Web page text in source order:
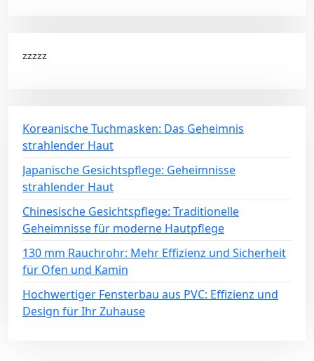
zzzzz
Koreanische Tuchmasken: Das Geheimnis
strahlender Haut
Japanische Gesichtspflege: Geheimnisse
strahlender Haut
Chinesische Gesichtspflege: Traditionelle
Geheimnisse für moderne Hautpflege
130 mm Rauchrohr: Mehr Effizienz und Sicherheit
für Ofen und Kamin
Hochwertiger Fensterbau aus PVC: Effizienz und
Design für Ihr Zuhause